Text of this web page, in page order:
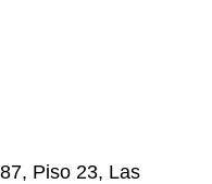
Piso 23, Las